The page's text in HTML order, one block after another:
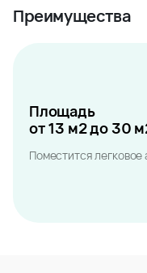
Преимущества
Площадь
от 13 м2 до 30
Поместится